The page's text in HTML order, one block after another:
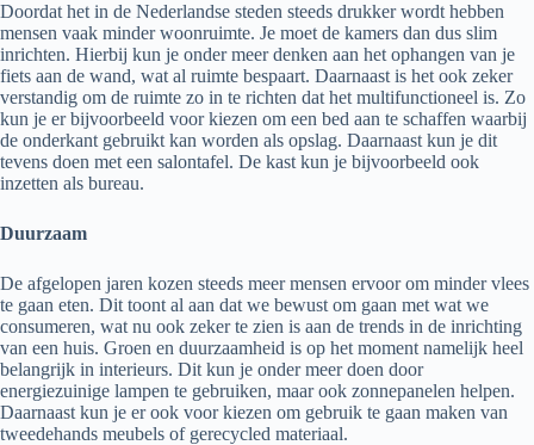
Doordat het in de Nederlandse steden steeds drukker wordt hebben
mensen vaak minder woonruimte. Je moet de kamers dan dus slim
inrichten. Hierbij kun je onder meer denken aan het ophangen van je
fiets aan de wand, wat al ruimte bespaart. Daarnaast is het ook zeker
verstandig om de ruimte zo in te richten dat het multifunctioneel is. Zo
kun je er bijvoorbeeld voor kiezen om een bed aan te schaffen waarbij
de onderkant gebruikt kan worden als opslag. Daarnaast kun je dit
tevens doen met een salontafel. De kast kun je bijvoorbeeld ook
inzetten als bureau.
Duurzaam
De afgelopen jaren kozen steeds meer mensen ervoor om minder vlees
te gaan eten. Dit toont al aan dat we bewust om gaan met wat we
consumeren, wat nu ook zeker te zien is aan de trends in de inrichting
van een huis. Groen en duurzaamheid is op het moment namelijk heel
belangrijk in interieurs. Dit kun je onder meer doen door
energiezuinige lampen te gebruiken, maar ook zonnepanelen helpen.
Daarnaast kun je er ook voor kiezen om gebruik te gaan maken van
tweedehands meubels of gerecycled materiaal.